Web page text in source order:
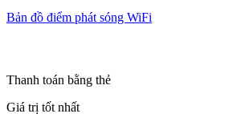
Bản đồ điểm phát sóng WiFi
Thanh toán bằng thẻ
Giá trị tốt nhất